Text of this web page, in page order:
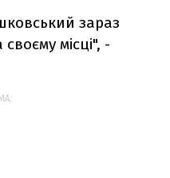
зараз
місці", -